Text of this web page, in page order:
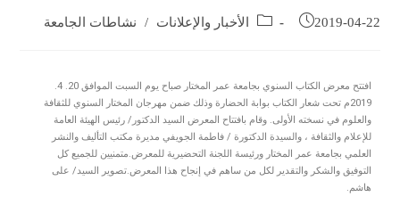
2019-04-22 الأخبار والإعلانات / نشاطات الجامعة
افتتح معرض الكتاب السنوي بجامعة عمر المختار صباح يوم السبت الموافق 20. 4.
2019م تحت شعار الكتاب بوابة الحضارة وذلك ضمن مهرجان المختار السنوي للثقافة
والعلوم في نسخته الأولى. وقام بافتتاح المعرض السيد الدكتور/ رئيس الهيئة العامة
للإعلام والثقافة ، والسيدة الدكتورة / فاطمة الجويفي مديرة مكتب التأليف والنشر
العلمي بجامعة عمر المختار ورئيسة اللجنة التحضيرية للمعرض.متمنيين للجميع كل
التوفيق والشكر والتقدير لكل من ساهم في إنجاح هذا المعرض.تصوير السيد/ على
هاشم.